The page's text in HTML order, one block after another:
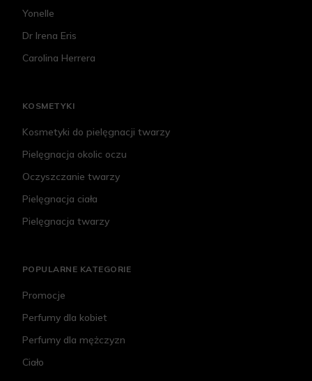
Yonelle
Dr Irena Eris
Carolina Herrera
KOSMETYKI
Kosmetyki do pielęgnacji twarzy
Pielęgnacja okolic oczu
Oczyszczanie twarzy
Pielęgnacja ciała
Pielęgnacja twarzy
POPULARNE KATEGORIE
Promocje
Perfumy dla kobiet
Perfumy dla mężczyzn
Ciało